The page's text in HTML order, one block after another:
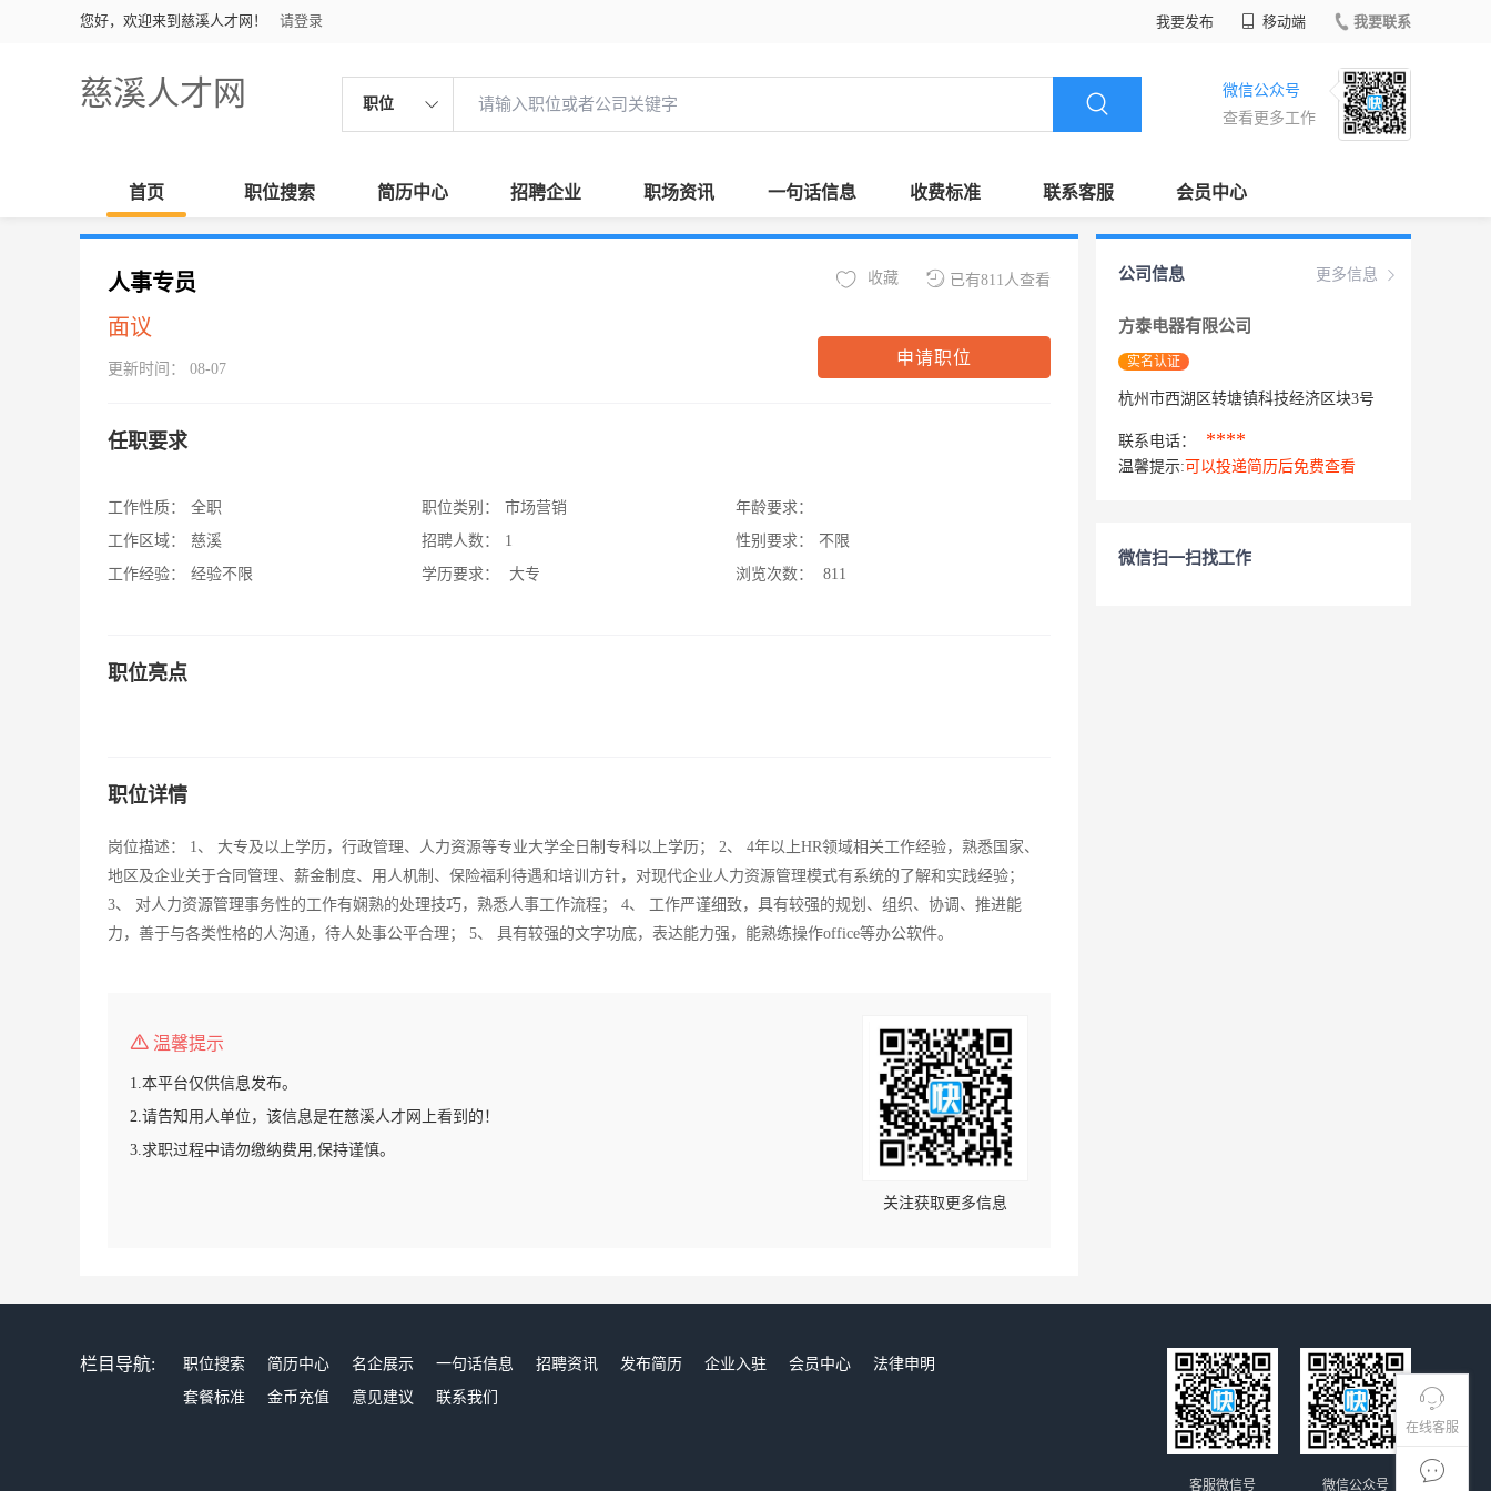
您好，欢迎来到慈溪人才网！ 请登录 我要发布 移动端 我要联系
慈溪人才网 职位
微信公众号
查看更多工作
首页 职位搜索 简历中心 招聘企业 职场资讯 一句话信息 收费标准 联系客服 会员中心
在线客服
人事专员
面议
更新时间： 08-07
已有811人查看
收藏
申请职位
任职要求
工作性质：
全职
工作区域：
慈溪
工作经验：
经验不限
职位类别：
市场营销
招聘人数：
1
学历要求：
大专
年龄要求：
性别要求：
不限
浏览次数：
811
职位亮点
职位详情
岗位描述： 1、 大专及以上学历，行政管理、人力资源等专业大学全日制专科以上学历； 2、 4年以上HR领域相关工作经验，熟悉国家、
地区及企业关于合同管理、薪金制度、用人机制、保险福利待遇和培训方针，对现代企业人力资源管理模式有系统的了解和实践经验；
3、 对人力资源管理事务性的工作有娴熟的处理技巧，熟悉人事工作流程； 4、 工作严谨细致，具有较强的规划、组织、协调、推进能
力，善于与各类性格的人沟通，待人处事公平合理； 5、 具有较强的文字功底，表达能力强，能熟练操作office等办公软件。
温馨提示
1.本平台仅供信息发布。
2.请告知用人单位，该信息是在慈溪人才网上看到的！
3.求职过程中请勿缴纳费用,保持谨慎。
关注获取更多信息
更多信息
公司信息
方泰电器有限公司
实名认证
杭州市西湖区转塘镇科技经济区块3号
联系电话： ****
温馨提示: 可以投递简历后免费查看
微信扫一扫找工作
栏目导航: 职位搜索 简历中心 名企展示 一句话信息 招聘资讯 发布简历 企业入驻 会员中心
法律申明
套餐标准
金币充值 意见建议 联系我们
微信公众号
客服微信号